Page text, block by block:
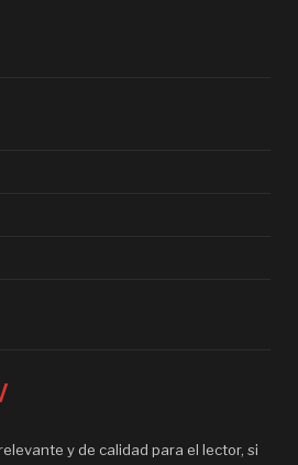
y de calidad para el lector, si